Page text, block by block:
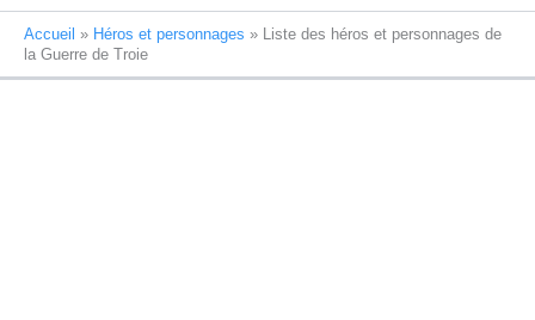
Accueil » Héros et personnages » Liste des héros et personnages de
la Guerre de Troie